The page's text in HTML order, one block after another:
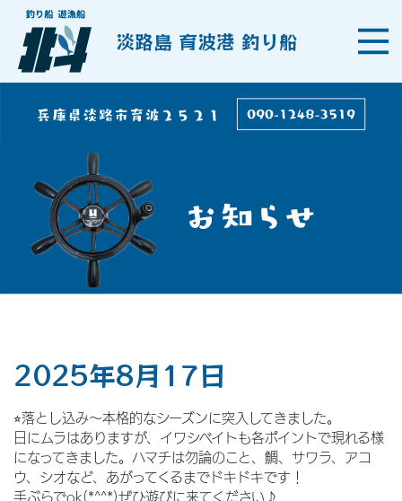
淡路島 育波港 釣り船
2025年8月17日
⭐︎落とし込み〜本格的なシーズンに突入してきました。
日にムラはありますが、イワシベイトも各ポイントで現れる様
になってきました。ハマチは勿論のこと、鯛、サワラ、アコ
ウ、シオなど、あがってくるまでドキドキです！
手ぶらでok(*^^*)ぜひ遊びに来てください♪